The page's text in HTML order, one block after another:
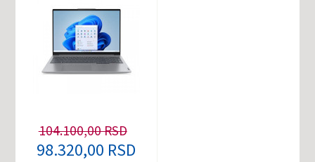
104.100,00 RSD
98.320,00 RSD